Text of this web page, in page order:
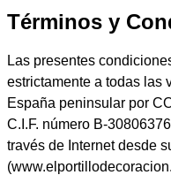
Términos y
Las presentes
estrictamente a todas las
España peninsular por
C.I.F. número B-
través de Internet desde